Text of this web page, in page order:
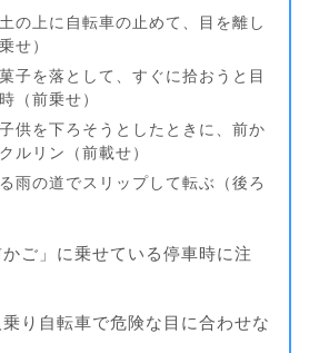
の上に自転車の止めて、目を離し
せ）
子を落として、すぐに拾おうと目
（前乗せ）
供を下ろそうとしたときに、前か
ルリン（前載せ）
雨の道でスリップして転ぶ（後ろ
ご」に乗せている停車時に注
り自転車で危険な目に合わせな